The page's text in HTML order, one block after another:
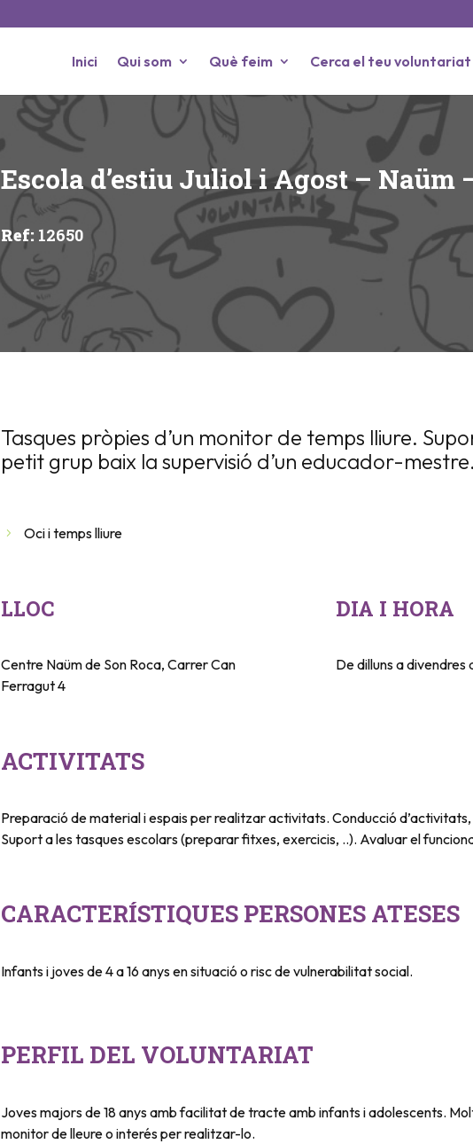
Inici Qui som Què feim Cerca el teu voluntariat
Escola d’estiu Juliol i Agost – Naüm
Ref: 12650
Tasques pròpies d’un monitor de temps lliure.
petit grup baix la supervisió d’un educador-mestre.
Oci i temps lliure
LLOC
Centre Naüm de Son Roca, Carrer Can
Ferragut 4
DIA I HORA
De dilluns a
ACTIVITATS
Preparació de material i espais per realitzar activitats. Conducció
Suport a les tasques escolars (preparar fitxes, exercicis, ..). Avaluar el
CARACTERÍSTIQUES PERSONES ATESES
Infants i joves de 4 a 16 anys en situació o risc de vulnerabilitat social.
PERFIL DEL VOLUNTARIAT
Joves majors de 18 anys amb facilitat de tracte amb infants i adolescents.
monitor de lleure o interés per realitzar-lo.